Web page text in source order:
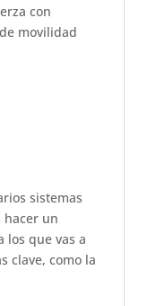
con
movilidad
sistemas
hacer un
los que vas a
clave, como la